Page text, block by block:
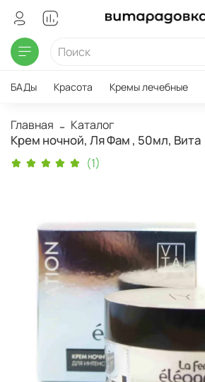
БАДы Красота Кремы лечебные
Главная Каталог
Крем ночной, Ля Фам , 50мл, Вита
(1)